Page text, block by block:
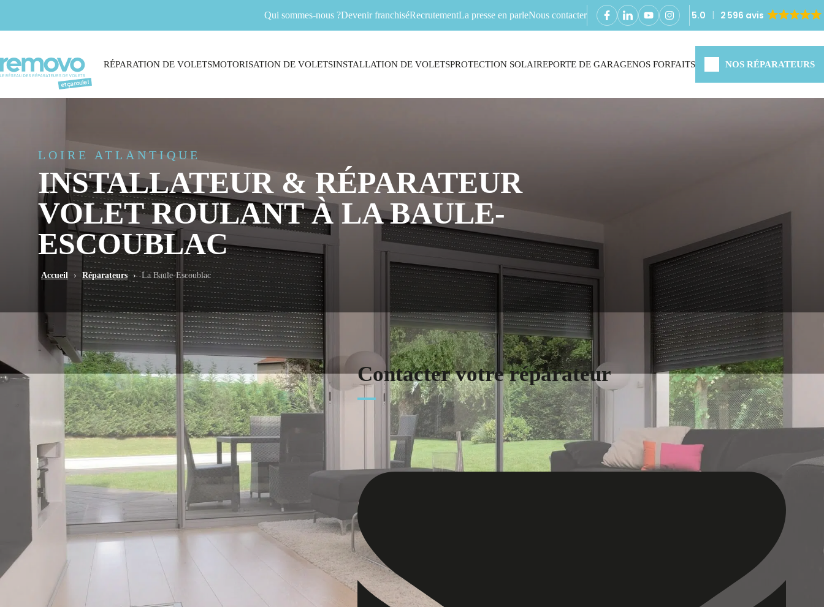
Qui sommes-nous ?Devenir franchiséRecrutementLa presse en parleNous contacter 5.0 2 596 avis
RÉPARATION DE VOLETSMOTORISATION DE VOLETSINSTALLATION DE VOLETSPROTECTION SOLAIREPORTE DE GARAGENOS FORFAITS NOS RÉPARATEURS
LOIRE ATLANTIQUE
INSTALLATEUR & RÉPARATEUR
VOLET ROULANT À LA BAULE-
ESCOUBLAC
Accueil › Réparateurs › La Baule-Escoublac
-
Contacter votre réparateur